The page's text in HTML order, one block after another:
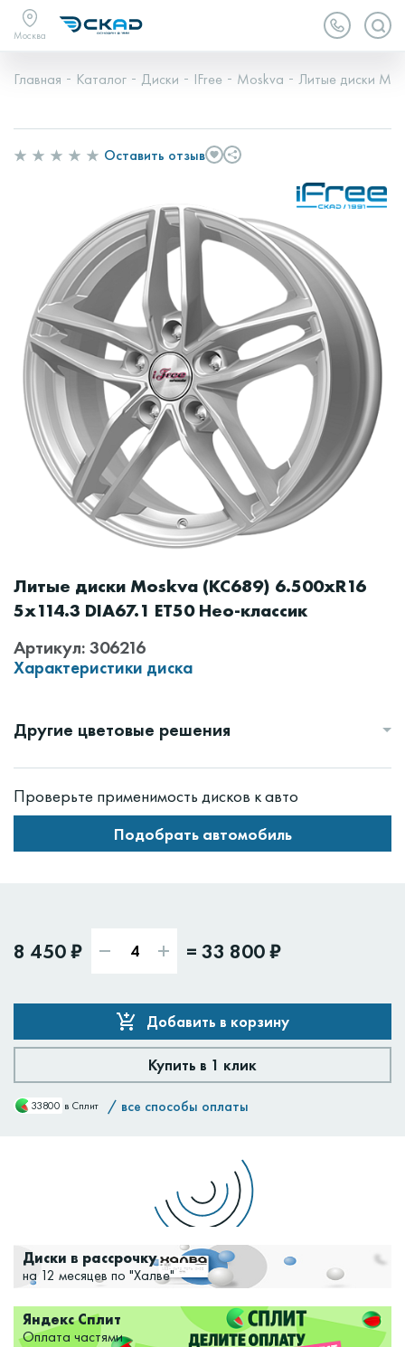
Москва
Главная Каталог Диски IFree Moskva Литые диски
Оставить отзыв
Литые диски Moskva (КС689) 6.500xR16
5x114.3 DIA67.1 ET50 Нео-классик
Артикул: 306216
Характеристики диска
Проверьте применимость дисков к авто
Подобрать автомобиль
8 450 ₽ = 33 800 ₽
Добавить в корзину
Купить в 1 клик
33800 в Сплит / все способы оплаты
Другие цветовые решения
Диски в рассрочку
на 12 месяцев по "Халве"
Яндекс Сплит
Оплата частями